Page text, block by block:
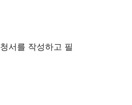
서를 작성하고 필